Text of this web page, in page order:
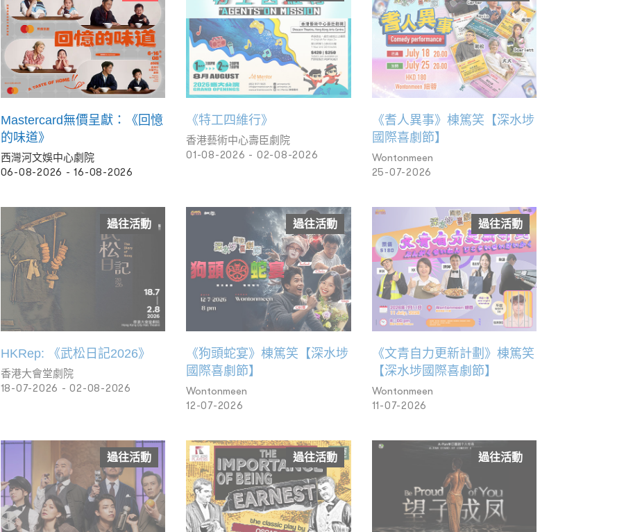
Mastercard無價呈獻：《回憶
的味道》
西灣河文娛中心劇院
06-08-2026 - 16-08-2026
《特工四維行》
香港藝術中心壽臣劇院
01-08-2026 - 02-08-2026
《耆人異事》棟篤笑【深水埗
國際喜劇節】
Wontonmeen
25-07-2026
過往活動
HKRep: 《武松日記2026》
香港大會堂劇院
18-07-2026 - 02-08-2026
過往活動
《狗頭蛇宴》棟篤笑【深水埗
國際喜劇節】
Wontonmeen
12-07-2026
過往活動
《文青自力更新計劃》棟篤笑
【深水埗國際喜劇節】
Wontonmeen
11-07-2026
過往活動 過往活動 過往活動